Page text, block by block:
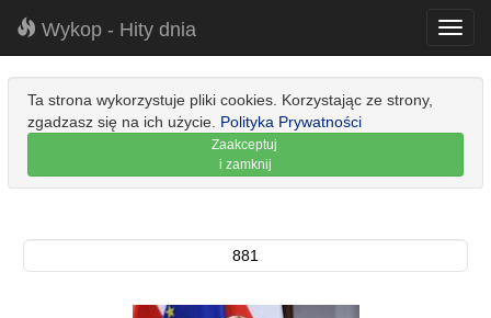
Wykop - Hity dnia
Ta strona wykorzystuje pliki cookies. Korzystając ze strony,
zgadzasz się na ich użycie. Polityka Prywatności
Zaakceptuj
i zamknij
881